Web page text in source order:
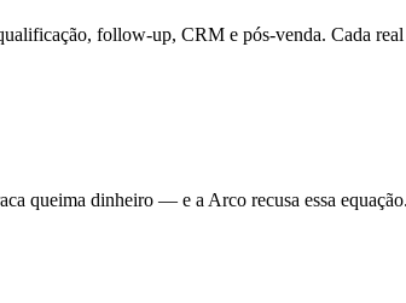
follow-up, CRM e pós-venda. Cada
queima dinheiro — e a Arco recusa essa equação.